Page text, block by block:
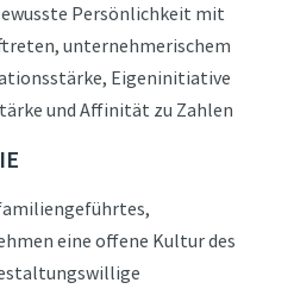
Persönlichkeit mit
unternehmerischem
Eigeninitiative
und Affinität zu Zahlen
eine offene Kultur des